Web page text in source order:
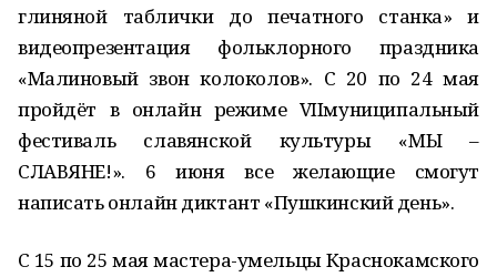
глиняной таблички до печатного станка» и
видеопрезентация фольклорного праздника
«Малиновый звон колоколов». С 20 по 24 мая
пройдёт в онлайн режиме VIIмуниципальный
фестиваль славянской культуры «МЫ –
СЛАВЯНЕ!». 6 июня все желающие смогут
написать онлайн диктант «Пушкинский день».
С 15 по 25 мая мастера-умельцы Краснокамского